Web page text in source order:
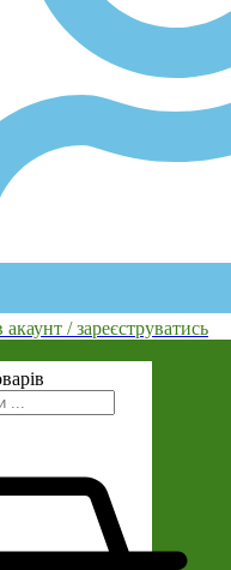
акаунт / зареєструватись